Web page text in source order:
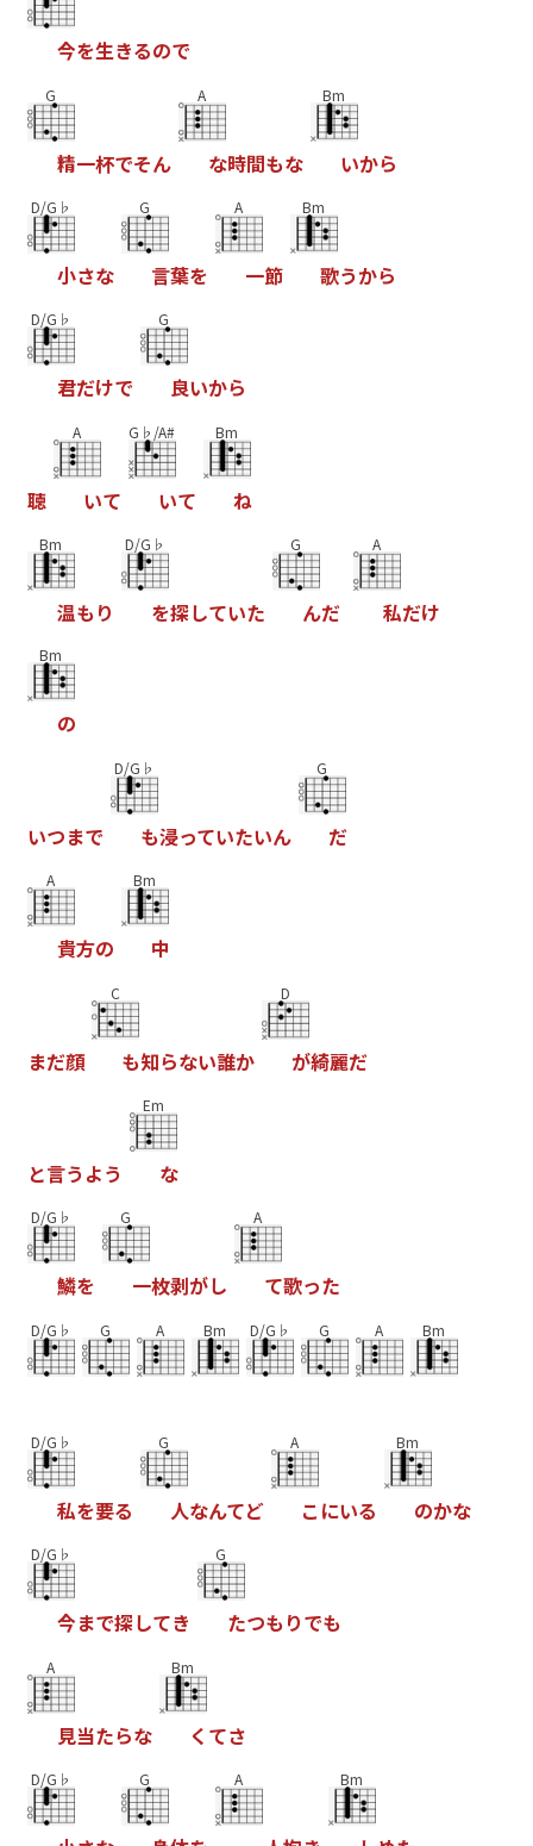
今を生きるので
G
精一杯でそん
A
な時間もな
Bm
いから
D/G♭
小さな
G
言葉を
A
一節
Bm
歌うから
D/G♭
君だけで
G
良いから
聴
A
いて
G♭/A#
いて
Bm
ね
Bm
温もり
D/G♭
を探していた
G
んだ
A
私だけ
Bm
の
いつまで
D/G♭
も浸っていたいん
G
だ
A
貴方の
Bm
中
まだ顔
C
も知らない誰か
D
が綺麗だ
と言う よう
Em
な
D/G♭
鱗を
G
一枚剥がし
A
て歌った
D/G♭ G A Bm D/G♭ G A Bm
D/G♭
私を要る
G
人なんてど
A
こ にいる
Bm
のかな
D/G♭
今まで探してき
G
たつもりでも
A
見当たらな
Bm
く てさ
D/G♭ G A Bm